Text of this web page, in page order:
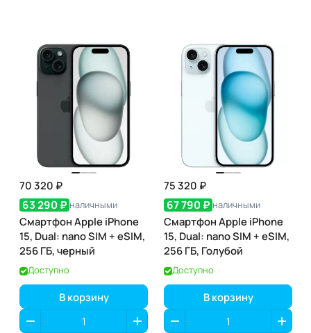
70 320 ₽
63 290 ₽ наличными
Смартфон Apple iPhone
15, Dual: nano SIM + eSIM,
256 ГБ, черный
Доступно
В корзину
75 320 ₽
67 790 ₽ наличными
Смартфон Apple iPhone
15, Dual: nano SIM + eSIM,
256 ГБ, Голубой
Доступно
В корзину